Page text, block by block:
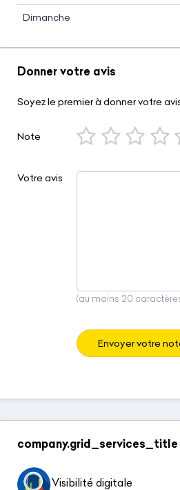
Dimanche
Donner votre avis
Soyez le premier à donner votre
Note
Votre avis
(au moins 20
Envoyer votre
company.grid_services_title
Visibilité digitale